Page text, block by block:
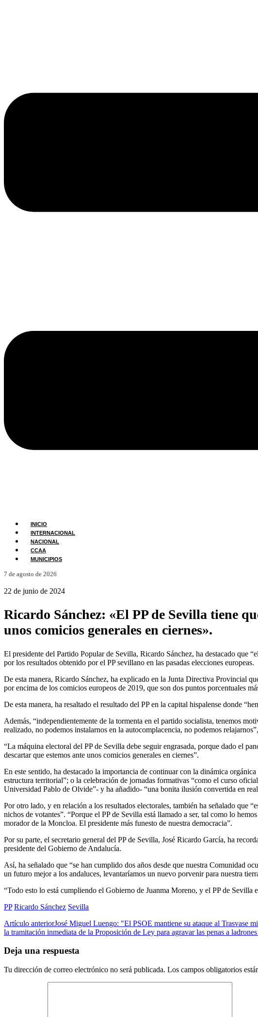
INICIO
INTERNACIONAL
NACIONAL
CCAA
MUNICIPIOS
7 de agosto de 2026
22 de junio de 2024
Ricardo Sánchez: «El PP de Sevilla tiene
unos comicios generales en ciernes».
El presidente del Partido Popular de Sevilla, Ricardo Sánchez, ha destacado que
por los resultados obtenido por el PP sevillano en las pasadas elecciones europeas.
De esta manera, Ricardo Sánchez, ha explicado en la Junta Directiva Provincial
por encima de los comicios europeos de 2019, que son dos puntos porcentuales
De esta manera, ha resaltado el resultado del PP en la capital hispalense donde
Además, “independientemente de la tormenta en el partido socialista, tenemos
realizado, no podemos instalarnos en la autocomplacencia, no podemos
“La máquina electoral del PP de Sevilla debe seguir engrasada, porque dado el
descartar que estemos ante unos comicios generales en ciernes”.
En este sentido, ha destacado la importancia de continuar con la dinámica
estructura territorial”; o la celebración de jornadas formativas “como el curso
Universidad Pablo de Olvide”- y ha añadido- “una bonita ilusión convertida en
Por otro lado, y en relación a los resultados electorales, también ha señalado que
nichos de votantes”. “Porque el PP de Sevilla está llamado a ser, tal como lo
morador de la Moncloa. El presidente más funesto de nuestra democracia”.
Por su parte, el secretario general del PP de Sevilla, José Ricardo García, ha
presidente del Gobierno de Andalucía.
Así, ha señalado que “se han cumplido dos años desde que nuestra Comunidad
un futuro mejor a los andaluces, levantaríamos un nuevo porvenir para nuestra
“Todo esto lo está cumpliendo el Gobierno de Juanma Moreno, y el PP de
PP Ricardo Sánchez Sevilla
Artículo anteriorJosé Miguel Luengo: "El PSOE mantiene su ataque al Trasvase
la tramitación inmediata de la Proposición de Ley para agravar las penas a
Deja una respuesta
Tu dirección de correo electrónico no será publicada. Los campos obligatorios